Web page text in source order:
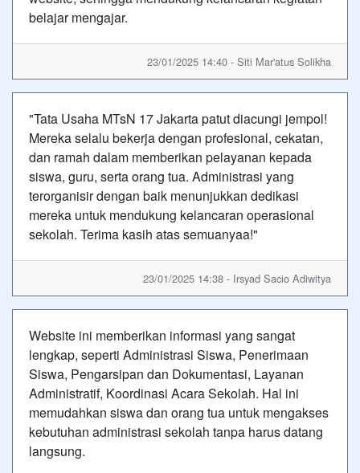
belajar mengajar.
23/01/2025 14:40 - Siti Mar'atus Solikha
"Tata Usaha MTsN 17 Jakarta patut diacungi jempol!
Mereka selalu bekerja dengan profesional, cekatan,
dan ramah dalam memberikan pelayanan kepada
siswa, guru, serta orang tua. Administrasi yang
terorganisir dengan baik menunjukkan dedikasi
mereka untuk mendukung kelancaran operasional
sekolah. Terima kasih atas semuanyaa!"
23/01/2025 14:38 - Irsyad Sacio Adiwitya
Website ini memberikan informasi yang sangat
lengkap, seperti Administrasi Siswa, Penerimaan
Siswa, Pengarsipan dan Dokumentasi, Layanan
Administratif, Koordinasi Acara Sekolah. Hal ini
memudahkan siswa dan orang tua untuk mengakses
kebutuhan administrasi sekolah tanpa harus datang
langsung.